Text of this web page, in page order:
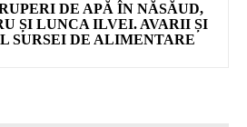
DE APĂ ÎN NĂSĂUD,
ȘI LUNCA ILVEI. AVARII ȘI
SURSEI DE ALIMENTARE